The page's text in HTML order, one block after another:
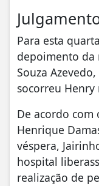
Para esta
depoimento da
Souza
socorreu
De acordo
Henrique
véspera,
hospital
realização de